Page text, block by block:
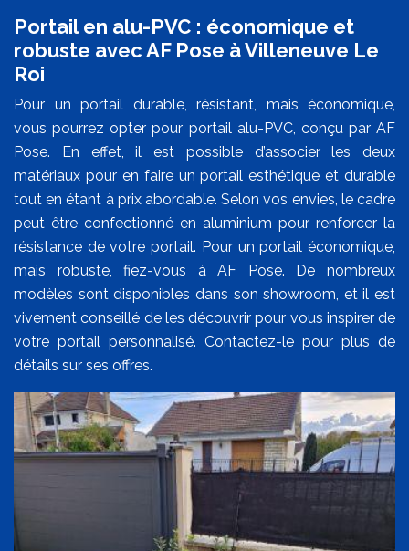
Portail en alu-PVC : économique et
robuste avec AF Pose à Villeneuve Le
Roi
Pour un portail durable, résistant, mais économique,
vous pourrez opter pour portail alu-PVC, conçu par AF
Pose. En effet, il est possible d’associer les deux
matériaux pour en faire un portail esthétique et durable
tout en étant à prix abordable. Selon vos envies, le cadre
peut être confectionné en aluminium pour renforcer la
résistance de votre portail. Pour un portail économique,
mais robuste, fiez-vous à AF Pose. De nombreux
modèles sont disponibles dans son showroom, et il est
vivement conseillé de les découvrir pour vous inspirer de
votre portail personnalisé. Contactez-le pour plus de
détails sur ses offres.